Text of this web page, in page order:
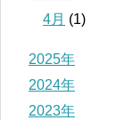
4月 (1)
2025年
2024年
2023年